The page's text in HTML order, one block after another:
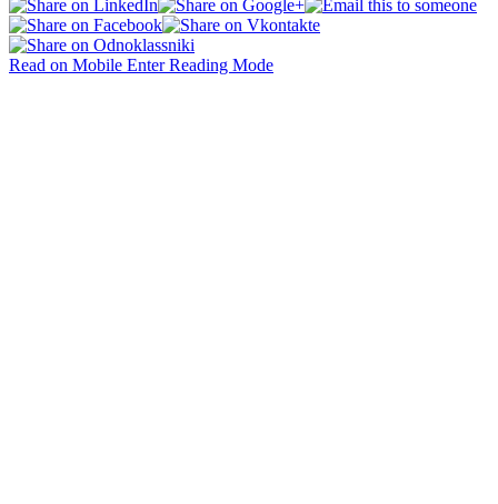
Read on Mobile Enter Reading Mode